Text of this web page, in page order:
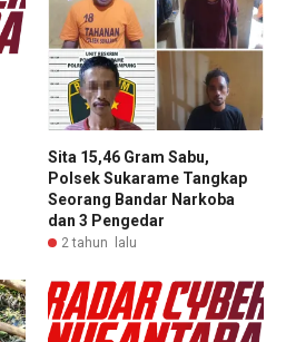
Sita 15,46 Gram Sabu,
Polsek Sukarame Tangkap
Seorang Bandar Narkoba
dan 3 Pengedar
2 tahun lalu